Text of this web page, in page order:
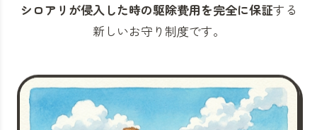
シロアリが侵入した時の駆除費用を完全に保証する
新しいお守り制度です。